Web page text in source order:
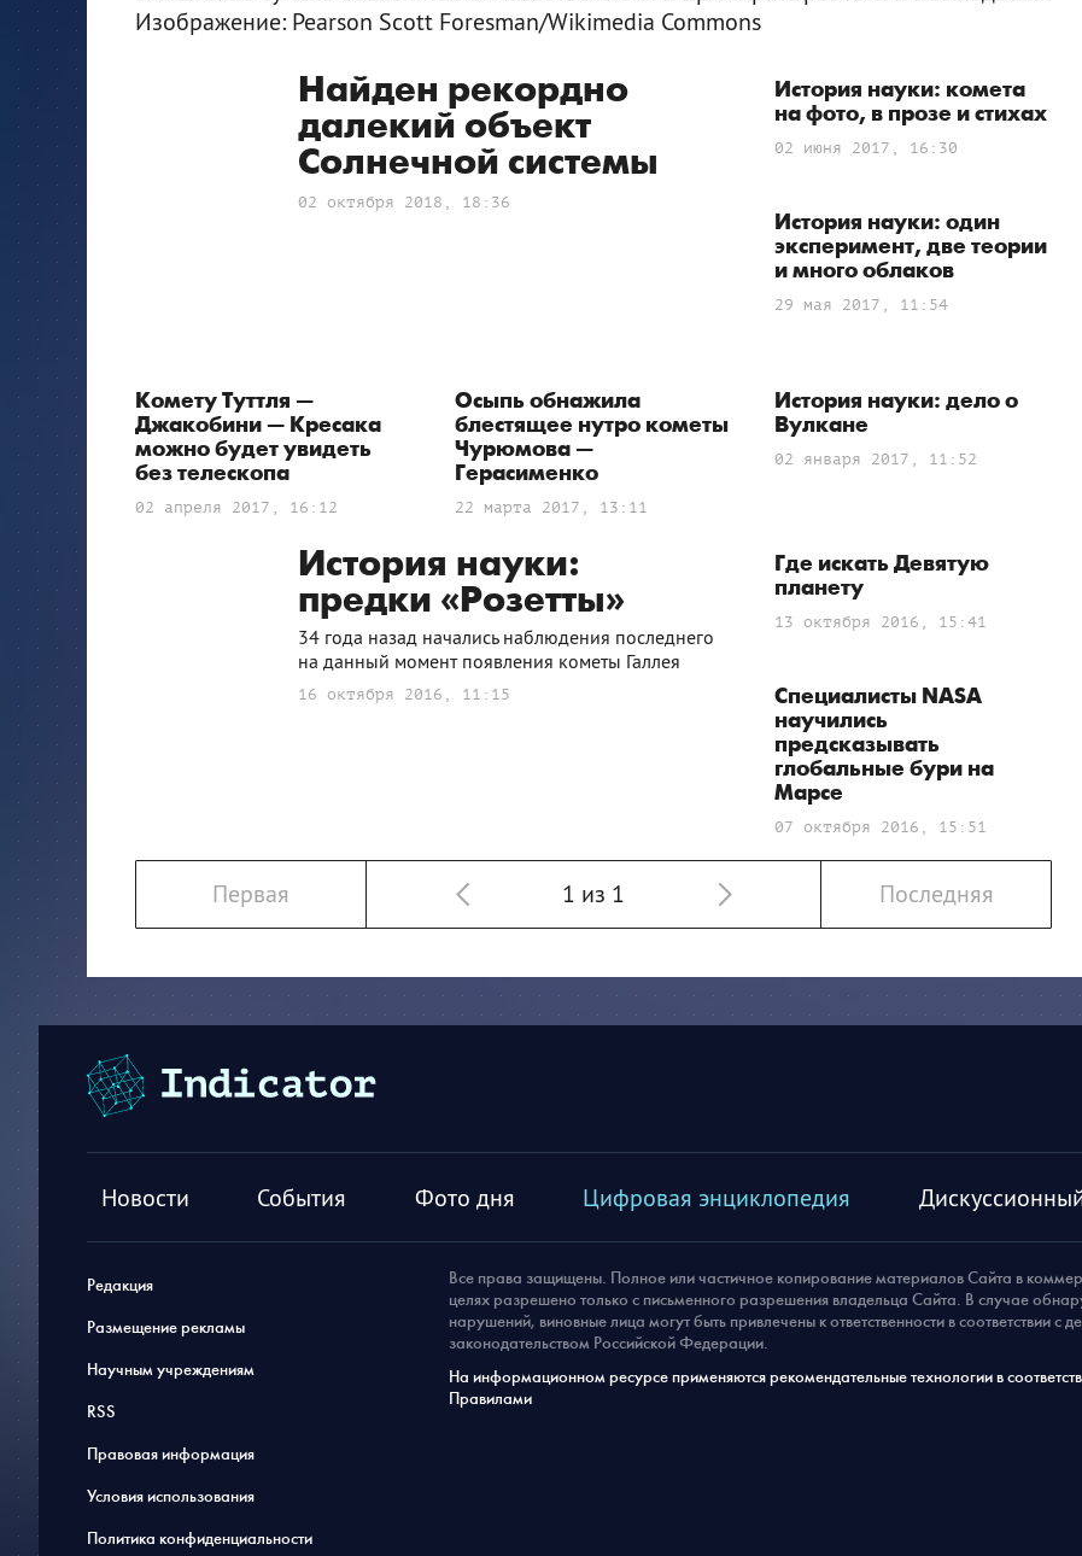
Изображение: Pearson Scott Foresman/Wikimedia Commons
Найден рекордно
далекий объект
Солнечной системы
02 октября 2018, 18:36
История науки: комета
на фото, в прозе и стихах
02 июня 2017, 16:30
История науки: один
эксперимент, две теории
и много облаков
29 мая 2017, 11:54
Комету Туттля —
Джакобини — Кресака
можно будет увидеть
без телескопа
02 апреля 2017, 16:12
Осыпь обнажила
блестящее нутро кометы
Чурюмова —
Герасименко
22 марта 2017, 13:11
История науки: дело о
Вулкане
02 января 2017, 11:52
История науки:
предки «Розетты»
34 года назад начались наблюдения последнего
на данный момент появления кометы Галлея
16 октября 2016, 11:15
Где искать Девятую
планету
13 октября 2016, 15:41
Специалисты NASA
научились
предсказывать
глобальные бури на
Марсе
07 октября 2016, 15:51
Первая 1 из 1 Последняя
Новости События Фото дня Цифровая энциклопедия
Редакция
Размещение рекламы
Научным учреждениям
RSS
Правовая информация
Условия использования
Политика конфиденциальности
Все права защищены. Полное или частичное копирование материалов Сайта в
целях разрешено только с письменного разрешения владельца Сайта. В случае
нарушений, виновные лица могут быть привлечены к ответственности в соответствии с
законодательством Российской Федерации.
На информационном ресурсе применяются рекомендательные технологии в
Правилами